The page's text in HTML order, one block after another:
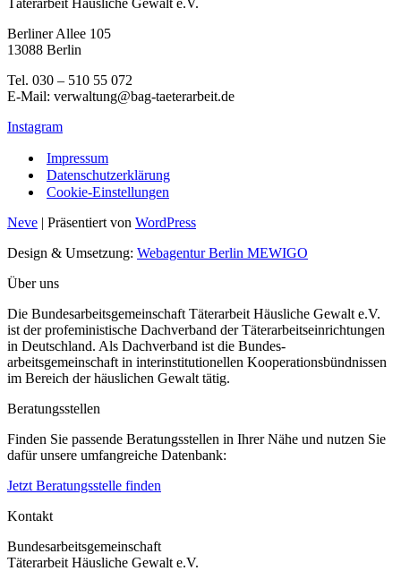
Berliner Allee 105
13088 Berlin
Tel. 030 – 510 55 072
E-Mail: verwaltung@bag-taeterarbeit.de
Instagram
Impressum
Datenschutzerklärung
Cookie-Einstellungen
Neve | Präsentiert von WordPress
Design & Umsetzung: Webagentur Berlin MEWIGO
Über uns
Die Bundesarbeitsgemeinschaft Täterarbeit Häusliche Gewalt e.V.
ist der profeministische Dachverband der Täterarbeitseinrichtungen
in Deutschland. Als Dachverband ist die Bundes-
arbeitsgemeinschaft in interinstitutionellen Kooperationsbündnissen
im Bereich der häuslichen Gewalt tätig.
Beratungsstellen
Finden Sie passende Beratungsstellen in Ihrer Nähe und nutzen Sie
dafür unsere umfangreiche Datenbank:
Jetzt Beratungsstelle finden
Kontakt
Bundesarbeitsgemeinschaft
Täterarbeit Häusliche Gewalt e.V.